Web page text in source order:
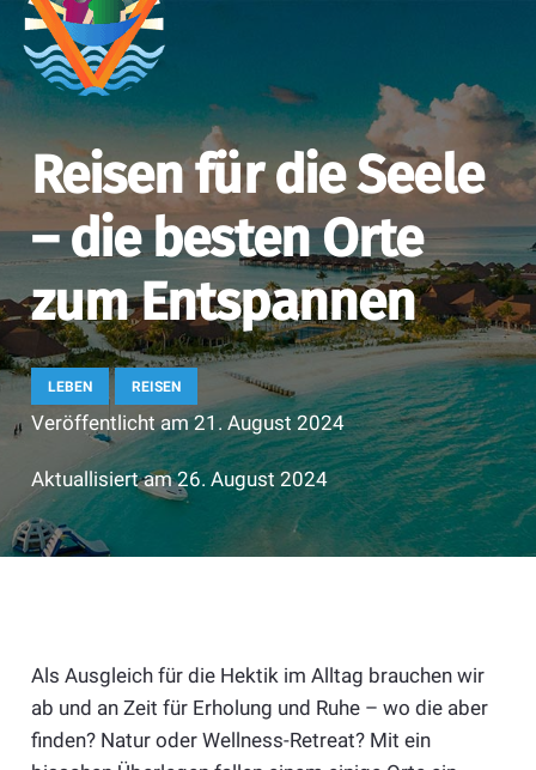
Reisen für die Seele
– die besten Orte
zum Entspannen
LEBEN REISEN
Veröffentlicht am21. August 2024
Aktuallisiert am26. August 2024
Als Ausgleich für die Hektik im Alltag brauchen wir
ab und an Zeit für Erholung und Ruhe – wo die aber
finden? Natur oder Wellness-Retreat? Mit ein